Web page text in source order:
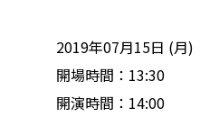
2019年07月15日 (月)
開場時間：13:30
開演時間：14:00